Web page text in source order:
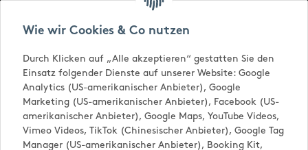
Versandkostenfrei ab € 65,-
Wie wir Cookies & Co nutzen
Durch Klicken auf „Alle akzeptieren“ gestatten Sie den
Einsatz folgender Dienste auf unserer Website: Google
Analytics (US-amerikanischer Anbieter), Google
Marketing (US-amerikanischer Anbieter), Facebook (US-
amerikanischer Anbieter), Google Maps, YouTube Videos,
Vimeo Videos, TikTok (Chinesischer Anbieter), Google Tag
Manager (US-amerikanischer Anbieter), Booking Kit,